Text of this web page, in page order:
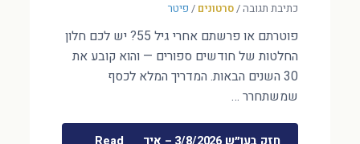
כתיבת תגובה/סרטונים / פיטר
פוטרתם או פרשתם אחרי גיל 55? יש לכם חלון
החלטות של חודשים ספורים — והוא קובע את
30 השנים הבאות. המדריך המלא לכסף
שמשתחרר …